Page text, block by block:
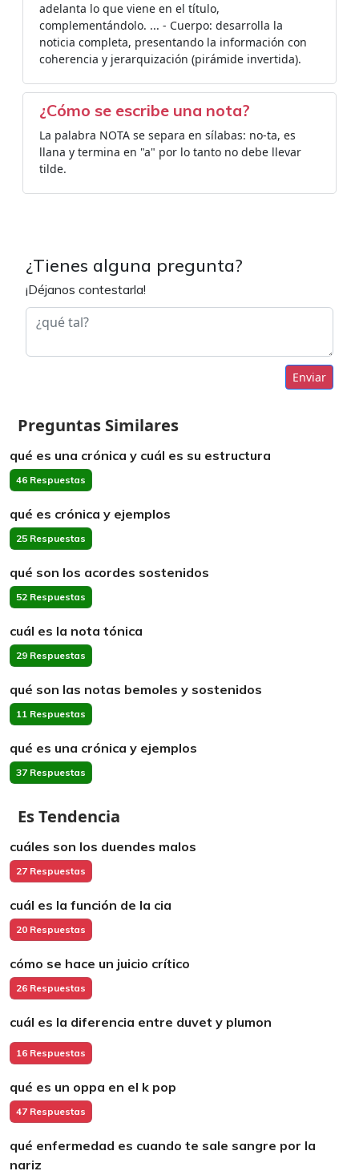
adelanta lo que viene en el título,
complementándolo. ... - Cuerpo: desarrolla la
noticia completa, presentando la información con
coherencia y jerarquización (pirámide invertida).
¿Cómo se escribe una nota?
La palabra NOTA se separa en sílabas: no-ta, es
llana y termina en "a" por lo tanto no debe llevar
tilde.
¿Tienes alguna pregunta?
¡Déjanos contestarla!
Enviar
Preguntas Similares
qué es una crónica y cuál es su estructura
46 Respuestas
qué es crónica y ejemplos
25 Respuestas
qué son los acordes sostenidos
52 Respuestas
cuál es la nota tónica
29 Respuestas
qué son las notas bemoles y sostenidos
11 Respuestas
qué es una crónica y ejemplos
37 Respuestas
Es Tendencia
cuáles son los duendes malos
27 Respuestas
cuál es la función de la cia
20 Respuestas
cómo se hace un juicio crítico
26 Respuestas
cuál es la diferencia entre duvet y plumon
16 Respuestas
qué es un oppa en el k pop
47 Respuestas
qué enfermedad es cuando te sale sangre por la
nariz